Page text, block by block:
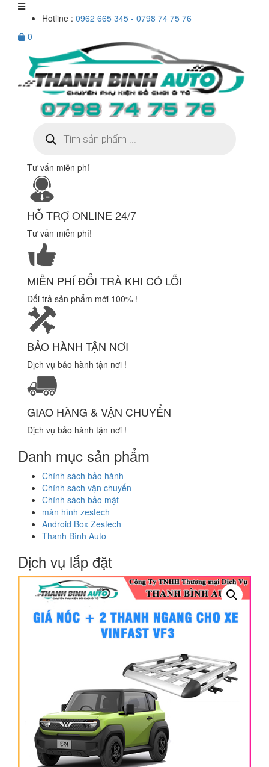
Hotline : 0962 665 345 - 0798 74 75 76
0
kiếm
sản
Tư vấn miễn phí
HỖ TRỢ ONLINE 24/7
Tư vấn miễn phí!
MIỄN PHÍ ĐỔI TRẢ KHI CÓ LỖI
Đổi trả sản phẩm mới 100% !
BẢO HÀNH TẬN NƠI
Dịch vụ bảo hành tận nơi !
GIAO HÀNG & VẬN CHUYỂN
Dịch vụ bảo hành tận nơi !
Danh mục sản phẩm
Chính sách bảo hành
Chính sách vận chuyển
Chính sách bảo mật
màn hình zestech
Android Box Zestech
Thanh Bình Auto
Dịch vụ lắp đặt